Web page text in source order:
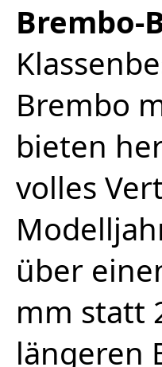
Brembo-
Brembo
bieten
volles
über
mm statt
längeren